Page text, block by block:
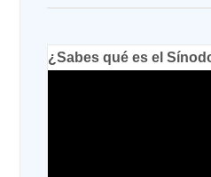
¿Sabes qué es el